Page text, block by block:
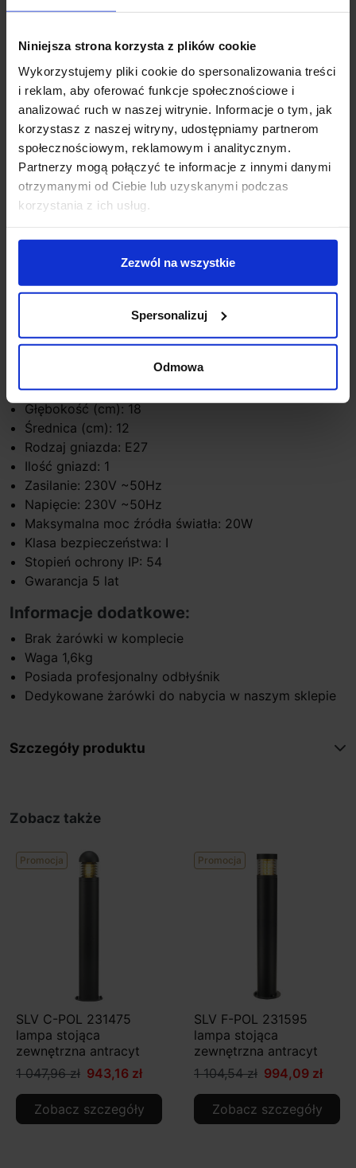
Niniejsza strona korzysta z plików cookie
Wykorzystujemy pliki cookie do spersonalizowania treści
i reklam, aby oferować funkcje społecznościowe i
analizować ruch w naszej witrynie. Informacje o tym, jak
korzystasz z naszej witryny, udostępniamy partnerom
społecznościowym, reklamowym i analitycznym.
Partnerzy mogą połączyć te informacje z innymi danymi
otrzymanymi od Ciebie lub uzyskanymi podczas
korzystania z ich usług.
Zezwól na wszystkie
Spersonalizuj
Odmowa
Opis
SLV F-POL 231585to kinkiet zewnętrzny zapewniający
efektywny rodzaj oświetlenia dzięki zastosowaniu
wysokiej jakości odbłyśnika. Wykonany jest z
aluminium w kolorze antracytu, posiada polerowany
odbłyśnik, co zapewnia rozproszony rozsył światła i
skuteczne oświetlenie otoczenia budynku. Źródłem
światła jest żarówka E27 (max 20W-brak w zestawie).
Parametry techniczne:
Kolor: antracyt
Wysokość (cm): 26
Głębokość (cm): 18
Średnica (cm): 12
Rodzaj gniazda: E27
Ilość gniazd: 1
Zasilanie: 230V ~50Hz
Napięcie: 230V ~50Hz
Maksymalna moc źródła światła: 20W
Klasa bezpieczeństwa: I
Stopień ochrony IP: 54
Gwarancja 5 lat
Informacje dodatkowe:
Brak żarówki w komplecie
Waga 1,6kg
Posiada profesjonalny odbłyśnik
Dedykowane żarówki do nabycia w naszym sklepie
Szczegóły produktu
Zobacz także
Promocja
SLV C-POL 231475
lampa stojąca
zewnętrzna antracyt
1 047,96 zł 943,16 zł
Zobacz szczegóły
Promocja
SLV F-POL 231595
lampa stojąca
zewnętrzna antracyt
1 104,54 zł 994,09 zł
Zobacz szczegóły